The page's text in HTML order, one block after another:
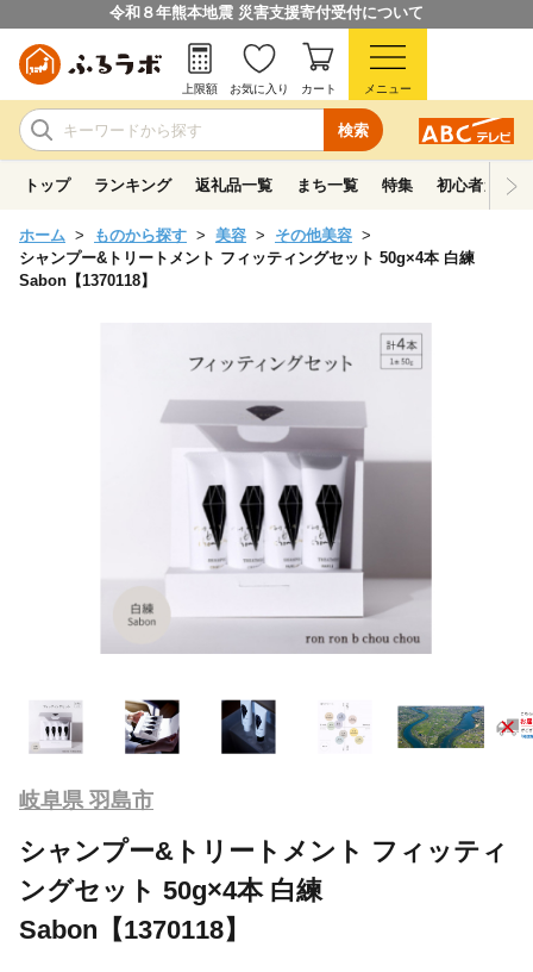
令和８年熊本地震 災害支援寄付受付について
検索
上限額 お気に入り カート メニュー
トップ ランキング 返礼品一覧 まち一覧 特集 初心者ガイド
ホーム ものから探す 美容
その他美容
シャンプー&トリートメント フィッティングセット 50g×4本 白練
Sabon【1370118】
岐阜県 羽島市
シャンプー&トリートメント フィッティ
ングセット 50g×4本 白練
Sabon【1370118】